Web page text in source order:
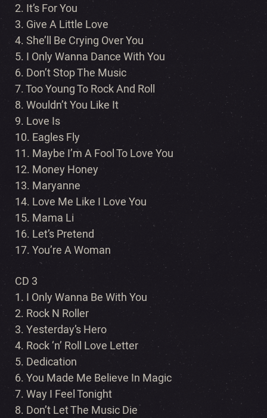
2. It’s For You
3. Give A Little Love
4. She’ll Be Crying Over You
5. I Only Wanna Dance With You
6. Don’t Stop The Music
7. Too Young To Rock And Roll
8. Wouldn’t You Like It
9. Love Is
10. Eagles Fly
11. Maybe I’m A Fool To Love You
12. Money Honey
13. Maryanne
14. Love Me Like I Love You
15. Mama Li
16. Let’s Pretend
17. You’re A Woman
CD 3
1. I Only Wanna Be With You
2. Rock N Roller
3. Yesterday’s Hero
4. Rock ‘n’ Roll Love Letter
5. Dedication
6. You Made Me Believe In Magic
7. Way I Feel Tonight
8. Don’t Let The Music Die